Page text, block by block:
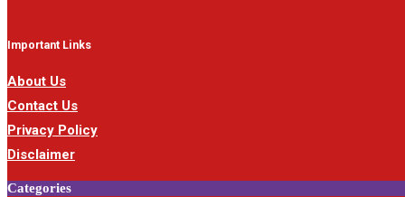
Important Links
About Us
Contact Us
Privacy Policy
Disclaimer
Categories